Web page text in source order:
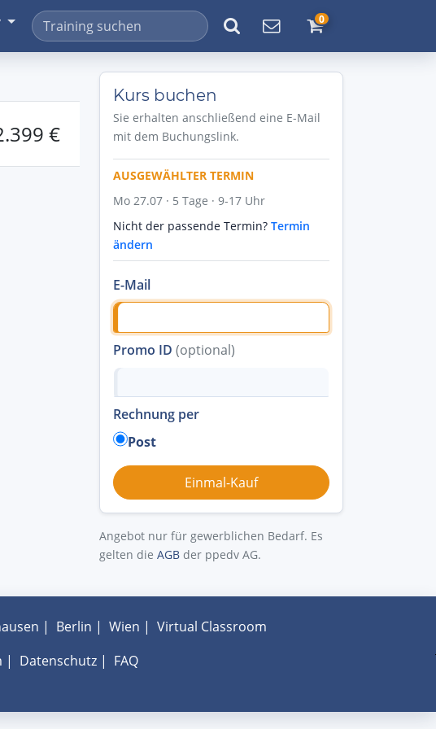
0
€
Kurs buchen
Sie erhalten anschließend eine E-Mail
mit dem Buchungslink.
AUSGEWÄHLTER TERMIN
Mo 27.07 · 5 Tage · 9-17 Uhr
Nicht der passende Termin? Termin
ändern
E-Mail
Promo ID (optional)
Rechnung per
Post
Angebot nur für gewerblichen Bedarf. Es
gelten die AGB der ppedv AG.
| Berlin | Wien | Virtual Classroom
| Datenschutz| FAQ